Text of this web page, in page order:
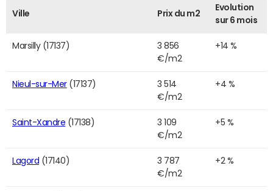
Ville Prix du m2
Evolution
sur 6 mois
Marsilly (17137)
3 856
€/m2
+14 %
Nieul-sur-Mer(17137)
3 514
€/m2
+4 %
Saint-Xandre (17138)
3 109
€/m2
+5 %
Lagord (17140)
3 787
€/m2
+2 %